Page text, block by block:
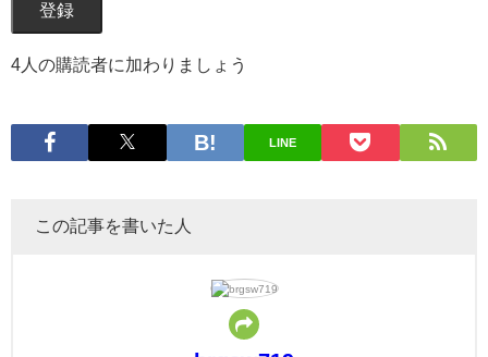
登録
4人の購読者に加わりましょう
LINE
この記事を書いた人